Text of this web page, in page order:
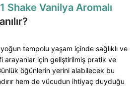
Shake Vanilya Aromalı
tempolu yaşam içinde sağlıklı ve
arayanlar için geliştirilmiş pratik ve
öğünlerin yerini alabilecek bu
hem de vücudun ihtiyaç duyduğu